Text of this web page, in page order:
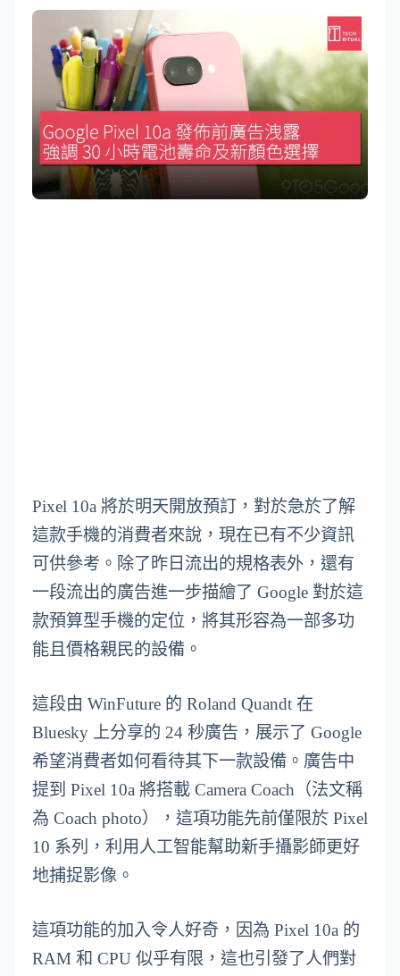
Pixel 10a 將於明天開放預訂，對於急於了解
這款手機的消費者來說，現在已有不少資訊
可供參考。除了昨日流出的規格表外，還有
一段流出的廣告進一步描繪了 Google 對於這
款預算型手機的定位，將其形容為一部多功
能且價格親民的設備。
這段由 WinFuture 的 Roland Quandt 在
Bluesky 上分享的 24 秒廣告，展示了 Google
希望消費者如何看待其下一款設備。廣告中
提到 Pixel 10a 將搭載 Camera Coach（法文稱
為 Coach photo），這項功能先前僅限於 Pixel
10 系列，利用人工智能幫助新手攝影師更好
地捕捉影像。
這項功能的加入令人好奇，因為 Pixel 10a 的
RAM 和 CPU 似乎有限，這也引發了人們對